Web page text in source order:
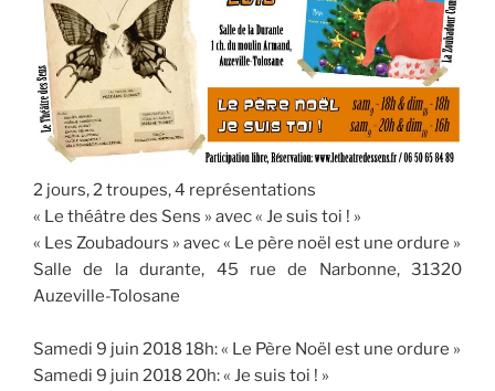
2 jours, 2 troupes, 4 représentations
« Le théâtre des Sens » avec « Je suis toi ! »
« Les Zoubadours » avec « Le père noël est une ordure »
Salle de la durante, 45 rue de Narbonne, 31320
Auzeville-Tolosane
Samedi 9 juin 2018 18h: « Le Père Noël est une ordure »
Samedi 9 juin 2018 20h: « Je suis toi ! »